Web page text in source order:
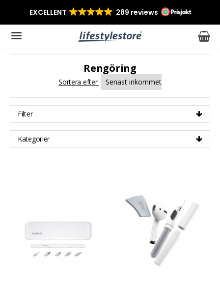
Produkten har blivit tillagd i varukorgen
Rengöring
Sortera efter:
Filter
Kategorier